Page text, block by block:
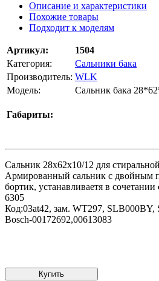
Описание и характеристики
Похожие товары
Подходит к моделям
Артикул:
1504
Категория:
Сальники бака
Производитель: WLK
Модель:
Сальник бака
Габариты:
Сальник 28x62x10/12 для
Армированный сальник с двойным
бортик, устанавливаетя в
6305
Код:03at42, зам. WT297,
Bosch-00172692,00613083